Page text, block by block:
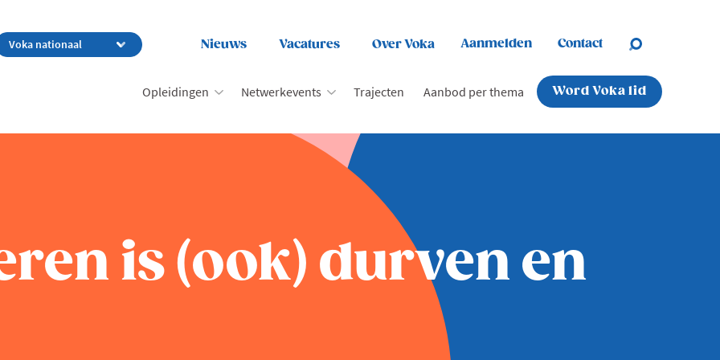
Nieuws Vacatures Over Voka Aanmelden Contact
Opleidingen Netwerkevents Trajecten Aanbod per thema Word Voka lid
is (ook) durven en